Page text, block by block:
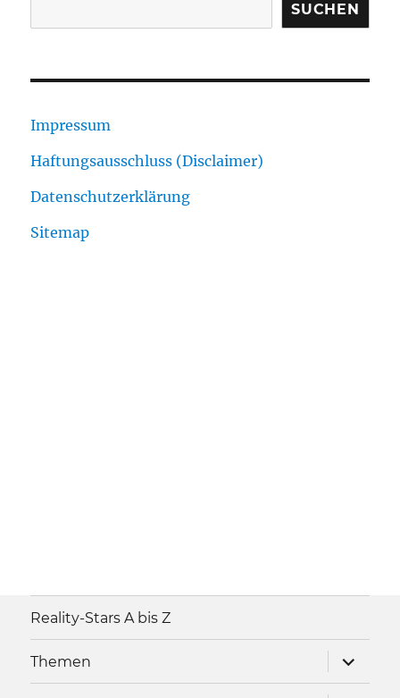
SUCHEN
Impressum
Haftungsausschluss (Disclaimer)
Datenschutzerklärung
Sitemap
Reality-Stars A bis Z
Themen
anzeigen